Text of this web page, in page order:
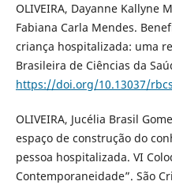
OLIVEIRA, Dayanne Kallyne
Fabiana Carla Mendes.
criança hospitalizada: uma
Brasileira de Ciências da
https://doi.org/10.13037/
OLIVEIRA, Jucélia Brasil
espaço de construção do
pessoa hospitalizada. VI
Contemporaneidade”. São